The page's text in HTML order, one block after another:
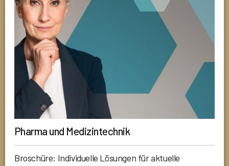
Pharma und Medizintechnik
Broschüre: Individuelle Lösungen für aktuelle